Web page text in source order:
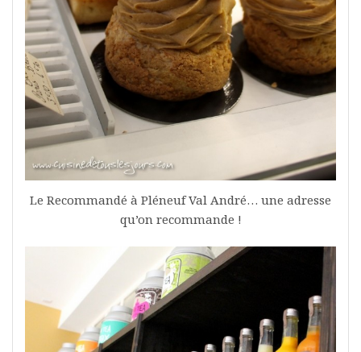
Le Recommandé à Pléneuf Val André… une adresse
qu’on recommande !